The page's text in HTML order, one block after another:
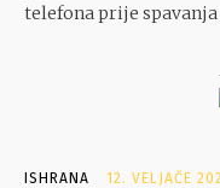
telefona prije
ISHRANA 12. VELJAČE